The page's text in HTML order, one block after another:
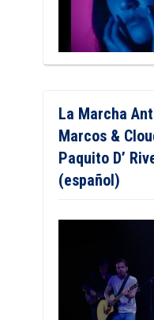
La Marcha
Marcos &
Paquito D’
(español)